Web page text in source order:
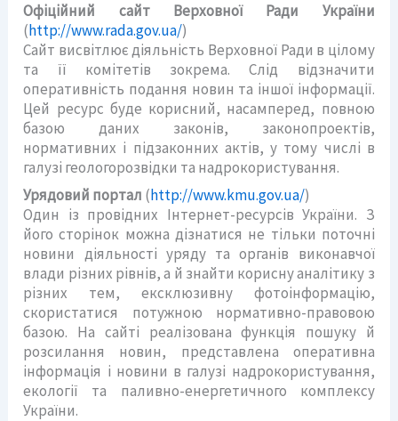
Офіційний сайт Верховної Ради України
(http://www.rada.gov.ua/)
Сайт висвітлює діяльність Верховної Ради в цілому
та її комітетів зокрема. Слід відзначити
оперативність подання новин та іншої інформації.
Цей ресурс буде корисний, насамперед, повною
базою даних законів, законопроектів,
нормативних і підзаконних актів, у тому числі в
галузі геологорозвідки та надрокористування.
Урядовий портал (http://www.kmu.gov.ua/)
Один із провідних Інтернет-ресурсів України. З
його сторінок можна дізнатися не тільки поточні
новини діяльності уряду та органів виконавчої
влади різних рівнів, а й знайти корисну аналітику з
різних тем, ексклюзивну фотоінформацію,
скористатися потужною нормативно-правовою
базою. На сайті реалізована функція пошуку й
розсилання новин, представлена оперативна
інформація і новини в галузі надрокористування,
екології та паливно-енергетичного комплексу
України.